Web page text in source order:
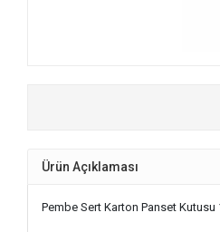
Ürün Açıklaması
Pembe Sert Karton Panset Kutusu